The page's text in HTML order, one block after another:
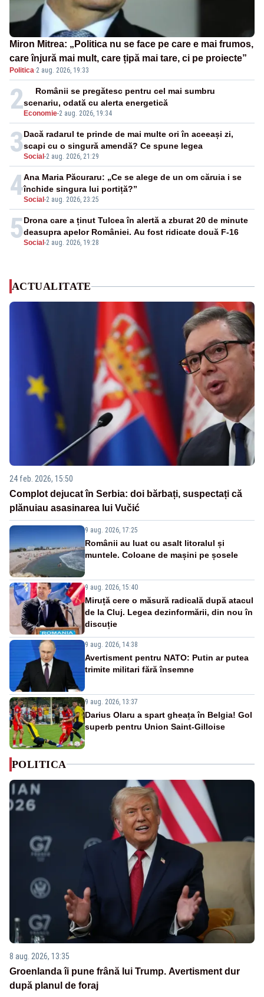
Miron Mitrea: „Politica nu se face pe care e mai frumos,
care înjură mai mult, care țipă mai tare, ci pe proiecte”
Politica·2 aug. 2026, 19:33
2 Economie-2 aug. 2026, 19:34
Românii se pregătesc pentru cel mai sumbru
scenariu, odată cu alerta energetică
3Social -2 aug. 2026, 21:29
Dacă radarul te prinde de mai multe ori în aceeași zi,
scapi cu o singură amendă? Ce spune legea
4Social -2 aug. 2026, 23:25
Ana Maria Păcuraru: „Ce se alege de un om căruia i se
închide singura lui portiță?”
5Social -2 aug. 2026, 19:28
Drona care a ținut Tulcea în alertă a zburat 20 de minute
deasupra apelor României. Au fost ridicate două F-16
ACTUALITATE
24 feb. 2026, 15:50
Complot dejucat în Serbia: doi bărbați, suspectați că
plănuiau asasinarea lui Vučić
9 aug. 2026, 17:25
Românii au luat cu asalt litoralul și
muntele. Coloane de mașini pe șosele
9 aug. 2026, 15:40
Miruță cere o măsură radicală după atacul
de la Cluj. Legea dezinformării, din nou în
discuție
9 aug. 2026, 14:38
Avertisment pentru NATO: Putin ar putea
trimite militari fără însemne
9 aug. 2026, 13:37
Darius Olaru a spart gheața în Belgia! Gol
superb pentru Union Saint-Gilloise
POLITICA
8 aug. 2026, 13:35
Groenlanda îi pune frână lui Trump. Avertisment dur
după planul de foraj